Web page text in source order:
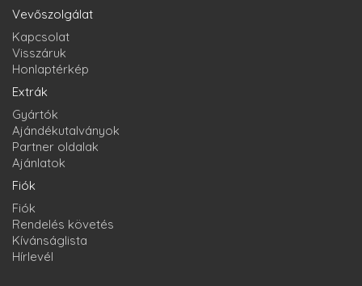
Vevőszolgálat
Kapcsolat
Visszáruk
Honlaptérkép
Extrák
Gyártók
Ajándékutalványok
Partner oldalak
Ajánlatok
Fiók
Fiók
Rendelés követés
Kívánságlista
Hírlevél